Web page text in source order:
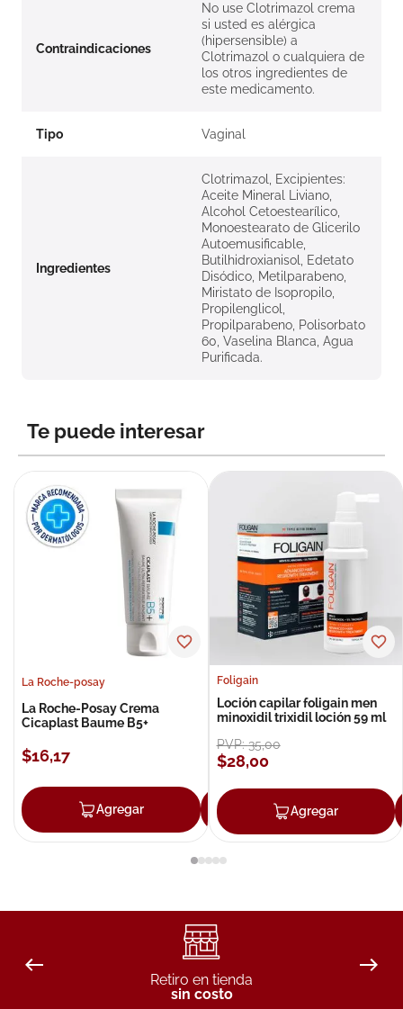
Contraindicaciones
No use Clotrimazol crema
si usted es alérgica
(hipersensible) a
Clotrimazol o cualquiera de
los otros ingredientes de
este medicamento.
Tipo Vaginal
Ingredientes
Clotrimazol, Excipientes:
Aceite Mineral Liviano,
Alcohol Cetoestearílico,
Monoestearato de Glicerilo
Autoemusificable,
Butilhidroxianisol, Edetato
Disódico, Metilparabeno,
Miristato de Isopropilo,
Propilenglicol,
Propilparabeno, Polisorbato
60, Vaselina Blanca, Agua
Purificada.
Te puede interesar
La Roche-posay
La Roche-Posay Crema
Cicaplast Baume B5+
$16,17
Agregar Agregar
Foligain
Loción capilar foligain men
minoxidil trixidil loción 59 ml
PVP:35,00
$28,00
Agregar
Retiro en tienda
sin costo